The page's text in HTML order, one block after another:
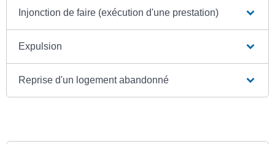
Injonction de faire (exécution d'une prestation)
Expulsion
Reprise d'un logement abandonné